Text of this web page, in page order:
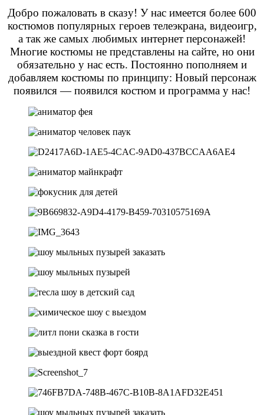
Добро пожаловать в сказу! У нас имеется более 600
костюмов популярных героев телеэкрана, видеоигр,
а так же самых любимых интернет персонажей!
Многие костюмы не представлены на сайте, но они
обязательно у нас есть. Постоянно пополняем и
добавляем костюмы по принципу: Новый персонаж
появился — появился костюм и программа у нас!